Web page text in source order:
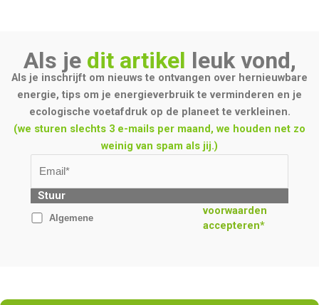
Als je dit artikel leuk vond,
Als je inschrijft om nieuws te ontvangen over hernieuwbare
energie, tips om je energieverbruik te verminderen en je
ecologische voetafdruk op de planeet te verkleinen.
(we sturen slechts 3 e-mails per maand, we houden net zo
weinig van spam als jij.)
Stuur
Algemene
voorwaarden
accepteren*